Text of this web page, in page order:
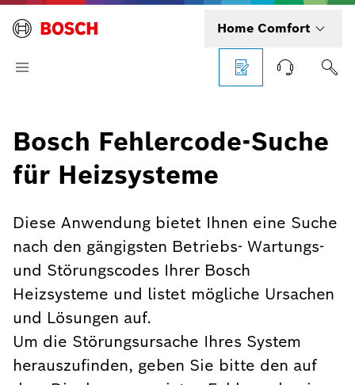
Home Comfort
Bosch Fehlercode-Suche
für Heizsysteme
Diese Anwendung bietet Ihnen eine Suche
nach den gängigsten Betriebs- Wartungs-
und Störungscodes Ihrer Bosch
Heizsysteme und listet mögliche Ursachen
und Lösungen auf.
Um die Störungsursache Ihres System
herauszufinden, geben Sie bitte den auf